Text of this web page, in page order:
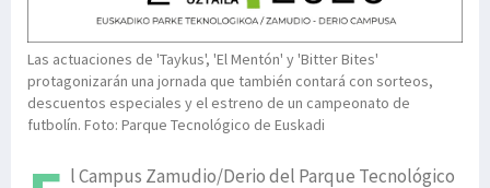
Las actuaciones de 'Taykus', 'El Mentón' y 'Bitter Bites'
protagonizarán una jornada que también contará con sorteos,
descuentos especiales y el estreno de un campeonato de
futbolín. Foto: Parque Tecnológico de Euskadi
l Campus Zamudio/Derio del Parque Tecnológico